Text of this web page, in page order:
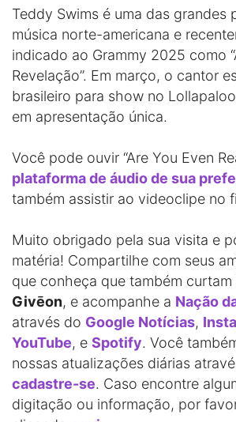
Teddy Swims é uma das grandes
música norte-americana e
indicado ao Grammy 2025 como
Revelação”. Em março, o cantor
brasileiro para show no
em apresentação única.
Você pode ouvir “Are You Even
plataforma de áudio de sua
também assistir ao videoclipe no
Muito obrigado pela sua visita e
matéria! Compartilhe com seus
que conheça que também curtam
Givēon, e acompanhe a Nação
através do Google Notícias,
YouTube, e Spotify. Você
nossas atualizações diárias
cadastre-se. Caso encontre
digitação ou informação, por